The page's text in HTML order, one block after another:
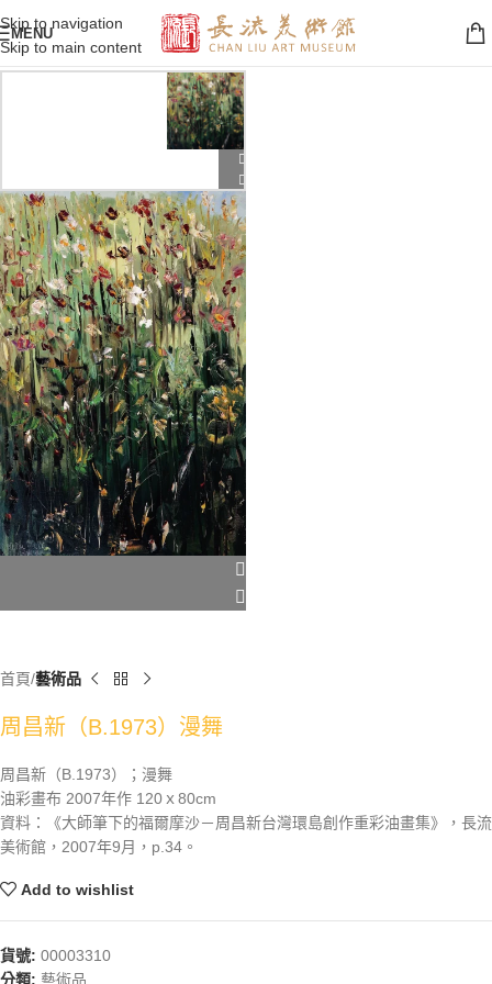
Skip to navigation
Skip to main content
MENU
首頁 藝術品
周昌新（B.1973）漫舞
周昌新（B.1973）；漫舞
油彩畫布 2007年作 120ｘ80cm
資料：《大師筆下的福爾摩沙－周昌新台灣環島創作重彩油畫集》，長流
美術館，2007年9月，p.34。
Add to wishlist
貨號: 00003310
分類: 藝術品